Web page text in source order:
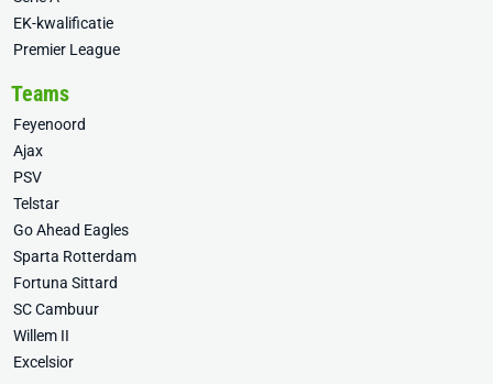
EK-kwalificatie
Premier League
Teams
Feyenoord
Ajax
PSV
Telstar
Go Ahead Eagles
Sparta Rotterdam
Fortuna Sittard
SC Cambuur
Willem II
Excelsior